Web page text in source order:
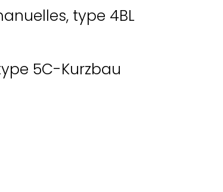
type 4BL
5C-Kurzbau